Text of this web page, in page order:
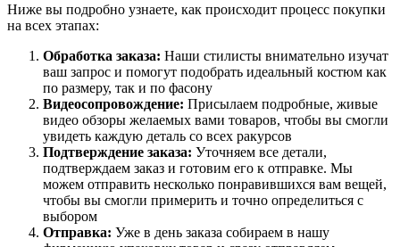
Ниже вы подробно узнаете, как происходит процесс покупки
на всех этапах:
Обработка заказа: Наши стилисты внимательно изучат
ваш запрос и помогут подобрать идеальный костюм как
по размеру, так и по фасону
Видеосопровождение: Присылаем подробные, живые
видео обзоры желаемых вами товаров, чтобы вы смогли
увидеть каждую деталь со всех ракурсов
Подтверждение заказа: Уточняем все детали,
подтверждаем заказ и готовим его к отправке. Мы
можем отправить несколько понравившихся вам вещей,
чтобы вы смогли примерить и точно определиться с
выбором
Отправка: Уже в день заказа собираем в нашу